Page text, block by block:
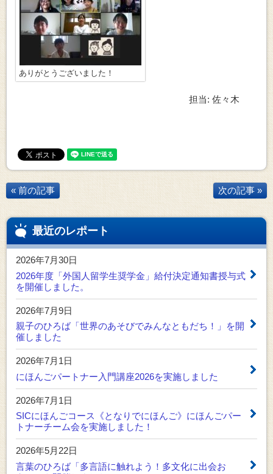
ありがとうございました！
担当: 佐々木
« 前の記事 次の記事 »
最近のレポート
2026年7月30日
2026年度「外国人留学生奨学金」給付決定通知書授与式
を開催しました。
2026年7月9日
親子のひろば「世界のあそびでみんなともだち！」を開
催しました
2026年7月1日
にほんごパートナー入門講座2026を実施しました
2026年7月1日
SICにほんごコース《となりでにほんご》にほんごパー
トナーチーム会を実施しました！
2026年5月22日
言葉のひろば「多言語に触れよう！多文化に出会お